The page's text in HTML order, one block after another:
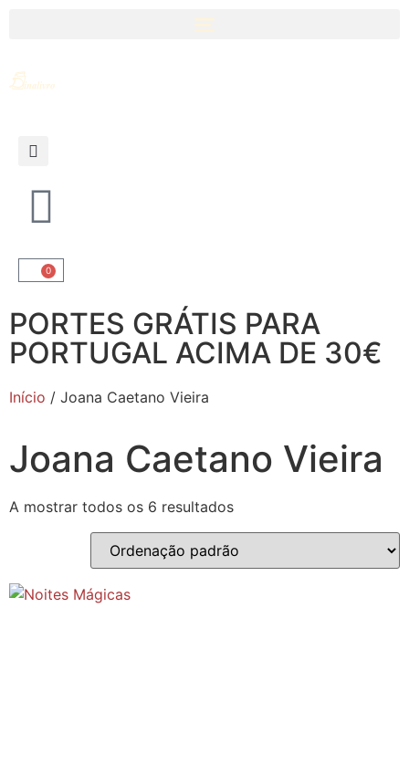
0
PORTES GRÁTIS PARA
PORTUGAL ACIMA DE 30€
Início / Joana Caetano Vieira
Joana Caetano Vieira
A mostrar todos os 6 resultados